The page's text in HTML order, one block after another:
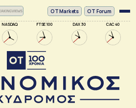
NASDAQ FTSE 100 DAX 30 CAC 40
ΟΤ Markets OT Forum